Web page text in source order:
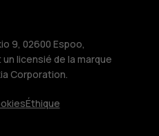
9, 02600 Espoo,
licensié de la marque
Corporation.
Éthique